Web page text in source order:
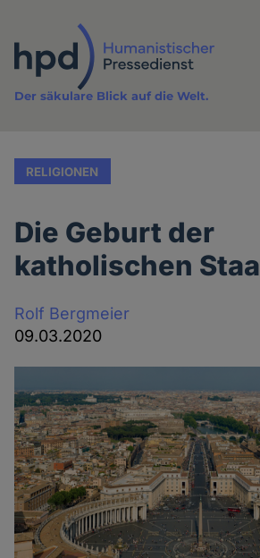
Inhalt
Der säkulare Blick auf die Welt.
RELIGIONEN
Die Geburt der
katholischen
Rolf Bergmeier
09.03.2020